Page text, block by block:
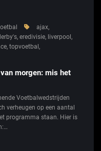
ajax,
, eredivisie, liverpool ,
, topvoetbal ,
morgen: mis het
Voetbalwedstrijden
verheugen op een aantal
programma staan. Hier is